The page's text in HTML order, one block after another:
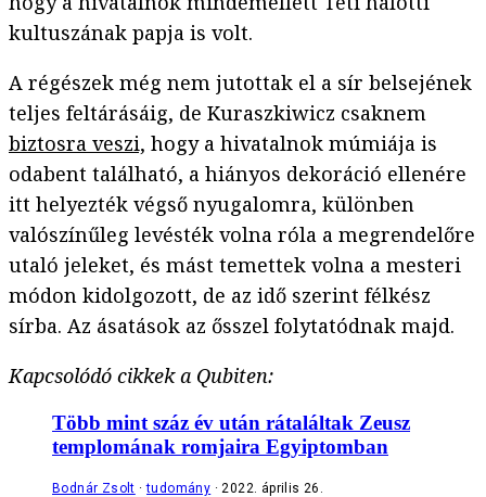
kultuszának papja is volt.
A régészek még nem jutottak el a sír belsejének
teljes feltárásáig, de Kuraszkiwicz csaknem
biztosra veszi, hogy a hivatalnok múmiája is
odabent található, a hiányos dekoráció ellenére
itt helyezték végső nyugalomra, különben
valószínűleg levésték volna róla a megrendelőre
utaló jeleket, és mást temettek volna a mesteri
módon kidolgozott, de az idő szerint félkész
sírba. Az ásatások az ősszel folytatódnak majd.
Kapcsolódó cikkek a Qubiten:
Több mint száz év után rátaláltak Zeusz
templomának romjaira Egyiptomban
Bodnár Zsolt tudomány 2022. április 26.